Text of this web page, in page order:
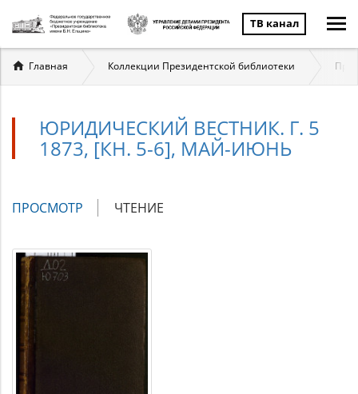
ТВ канал
Вы
здесь
Главная Коллекции Президентской библиотеки
ЮРИДИЧЕСКИЙ ВЕСТНИК. Г. 5
1873, [КН. 5-6], МАЙ-ИЮНЬ
Главные
ПРОСМОТР (АКТИВНАЯ
ЧТЕНИЕ